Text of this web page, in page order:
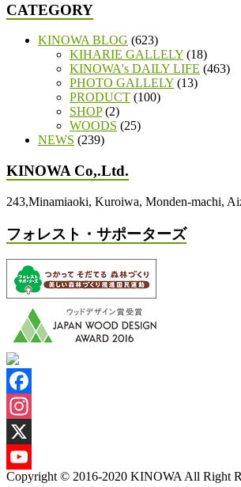
CATEGORY
KINOWA BLOG (623)
KIHARIE GALLELY (18)
KINOWA's DAILY LIFE (463)
PHOTO GALLELY (13)
PRODUCT (100)
SHOP(2)
WOODS (25)
NEWS (239)
KINOWA Co,.Ltd.
243,Minamiaoki, Kuroiwa, Monden-machi,
フォレスト・サポーターズ
Facebook
Instagram
X
YouTube
Copyright © 2016-2020 KINOWA All Right